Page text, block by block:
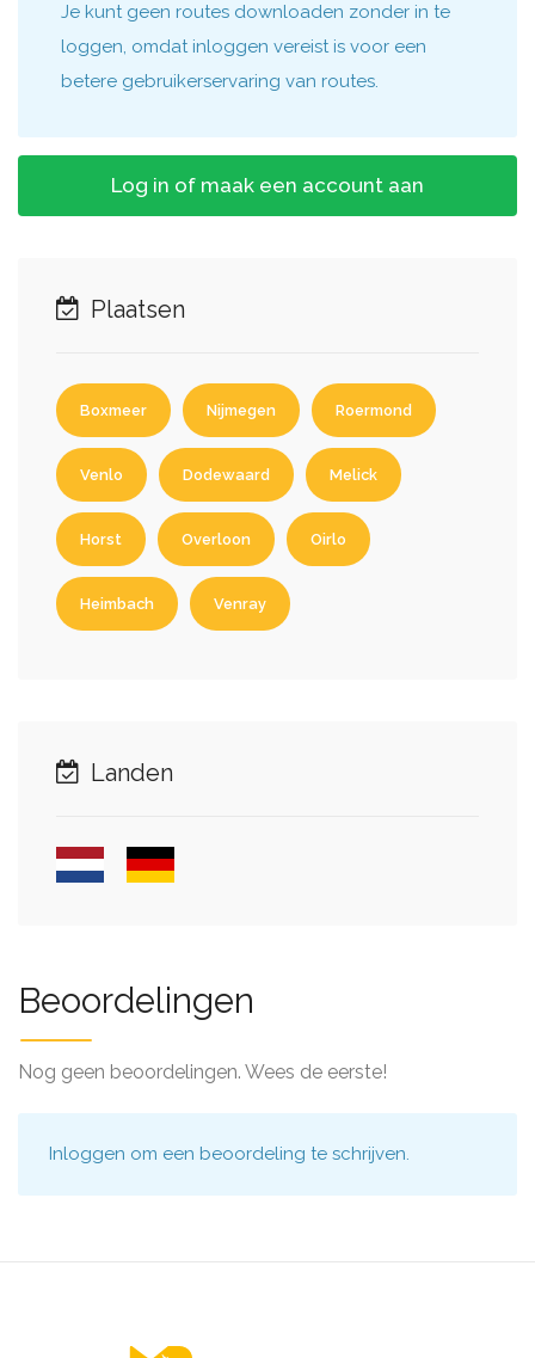
Je kunt geen routes downloaden zonder in te
loggen, omdat inloggen vereist is voor een
betere gebruikerservaring van routes.
Log in of maak een account aan
Plaatsen
Boxmeer Nijmegen Roermond
Venlo Dodewaard Melick
Horst Overloon Oirlo
Heimbach Venray
Landen
Beoordelingen
Nog geen beoordelingen. Wees de eerste!
Inloggen om een beoordeling te schrijven.